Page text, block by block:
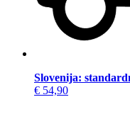
Slovenija:
€ 54,90